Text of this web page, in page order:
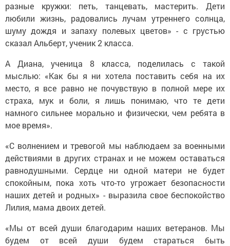
разные кружки: петь, танцевать, мастерить. Дети
любили жизнь, радовались лучам утреннего солнца,
шуму дождя и запаху полевых цветов» - с грустью
сказал Альберт, ученик 2 класса.
А Диана, ученица 8 класса, поделилась с такой
мыслью: «Как бы я ни хотела поставить себя на их
место, я все равно не почувствую в полной мере их
страха, мук и боли, я лишь понимаю, что те дети
намного сильнее морально и физически, чем ребята в
мое время».
«С волнением и тревогой мы наблюдаем за военными
действиями в других странах и не можем оставаться
равнодушными. Сердце ни одной матери не будет
спокойным, пока хоть что-то угрожает безопасности
наших детей и родных» - выразила свое беспокойство
Лилия, мама двоих детей.
«Мы от всей души благодарим наших ветеранов. Мы
будем от всей души будем стараться быть